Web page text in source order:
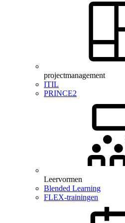
projectmanagement
ITIL
PRINCE2
Leervormen
Blended Learning
FLEX-trainingen